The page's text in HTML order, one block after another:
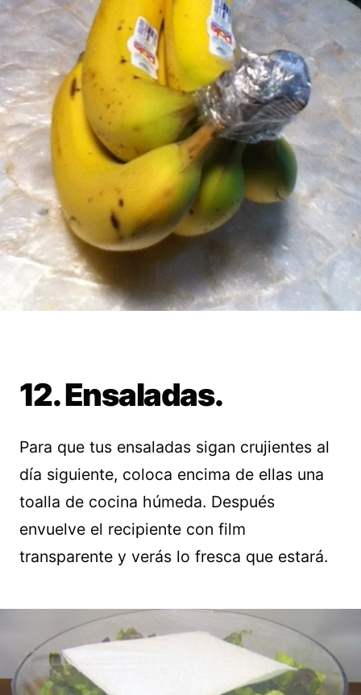
12. Ensaladas.
Para que tus ensaladas sigan crujientes al
día siguiente, coloca encima de ellas una
toalla de cocina húmeda. Después
envuelve el recipiente con film
transparente y verás lo fresca que estará.